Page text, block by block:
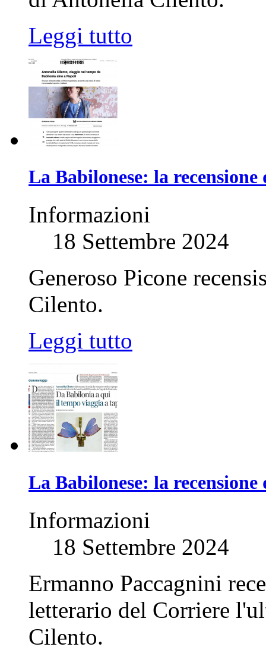
Leggi tutto
La Babilonese: la
Informazioni
18 Settembre 2024
Generoso Picone
Cilento.
Leggi tutto
La Babilonese: la
Informazioni
18 Settembre 2024
Ermanno Paccagnini
letterario del Corriere
Cilento.